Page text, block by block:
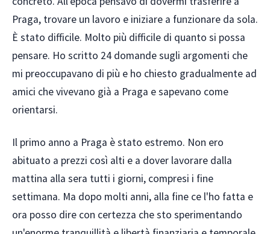
Praga, trovare un lavoro e iniziare a funzionare da sola.
È stato difficile. Molto più difficile di quanto si possa
pensare. Ho scritto 24 domande sugli argomenti che
mi preoccupavano di più e ho chiesto gradualmente ad
amici che vivevano già a Praga e sapevano come
orientarsi.
Il primo anno a Praga è stato estremo. Non ero
abituato a prezzi così alti e a dover lavorare dalla
mattina alla sera tutti i giorni, compresi i fine
settimana. Ma dopo molti anni, alla fine ce l'ho fatta e
ora posso dire con certezza che sto sperimentando